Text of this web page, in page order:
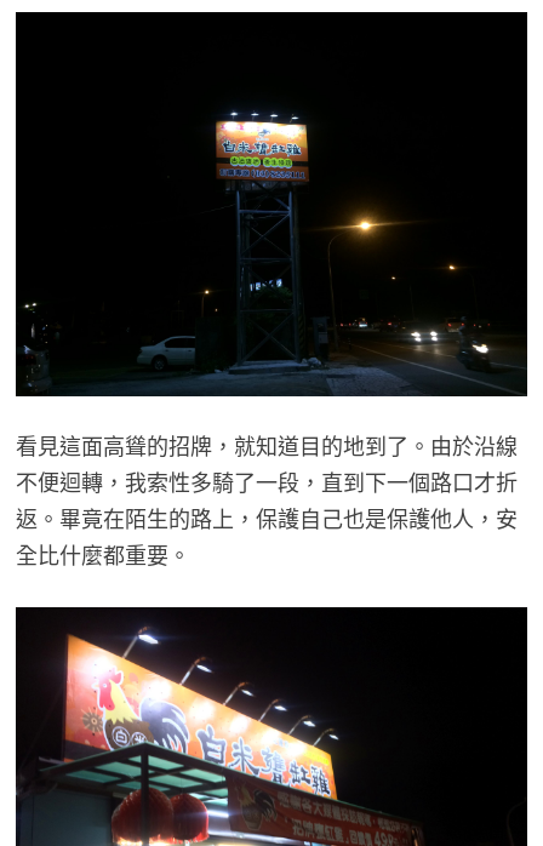
看見這面高聳的招牌，就知道目的地到了。由於沿線
不便迴轉，我索性多騎了一段，直到下一個路口才折
返。畢竟在陌生的路上，保護自己也是保護他人，安
全比什麼都重要。